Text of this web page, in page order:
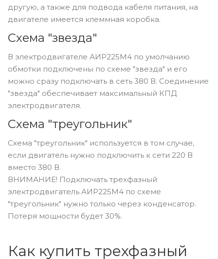
другую, а также для подвода кабеля питания, на
двигателе имеется клеммная коробка.
Схема "звезда"
В электродвигателе АИР225M4 по умолчанию
обмотки подключены по схеме "звезда" и его
можно сразу подключать в сеть 380 В. Соединение
"звезда" обеспечивает максимальный КПД
электродвигателя.
Схема "треугольник"
Схема "треугольник" используется в том случае,
если двигатель нужно подключить к сети 220 В
вместо 380 В.
ВНИМАНИЕ! Подключать трехфазный
электродвигатель АИР225M4 по схеме
"треугольник" нужно только через конденсатор.
Потеря мощности будет 30%.
Как купить трехфазный